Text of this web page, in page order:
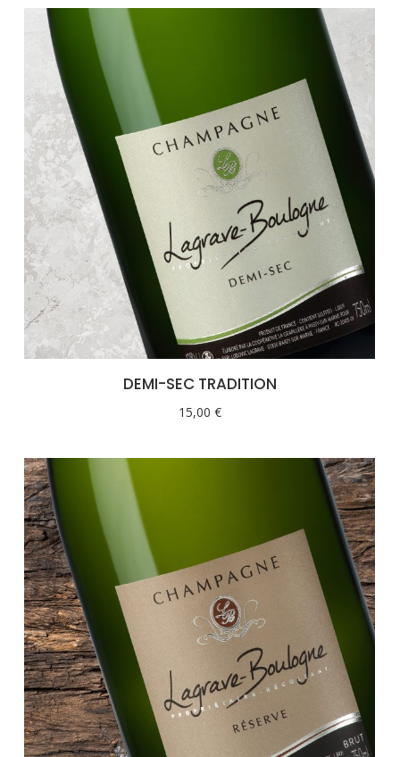
DEMI-SEC TRADITION
15,00 €